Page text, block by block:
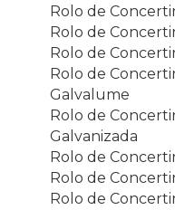
Rolo de
Rolo de
Rolo de
Rolo de
Galvalume
Rolo de
Galvanizada
Rolo de
Rolo de
Rolo de